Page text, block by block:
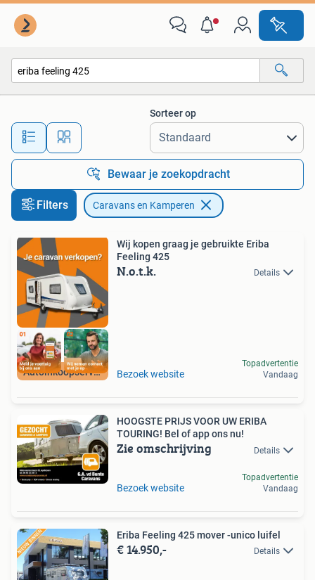
Alle afstanden…
Sorteer op
Bewaar je zoekopdracht
Filters Caravans en Kamperen
Autoinkoopservice
Wij kopen graag je gebruikte Eriba
Feeling 425
N.o.t.k. Details
Bezoek website
Topadvertentie
Vandaag
HOOGSTE PRIJS VOOR UW ERIBA
TOURING! Bel of app ons nu!
Zie omschrijving Details
Bezoek website
Topadvertentie
Vandaag
Eriba Feeling 425 mover -unico luifel
€ 14.950,- Details